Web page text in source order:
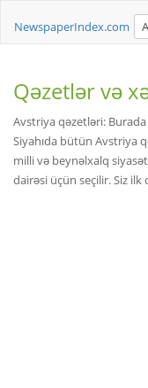
NewspaperIndex.com
Qəzetlər və
Avstriya qəzetləri:
Siyahıda bütün Avstriya
milli və beynəlxalq
dairəsi üçün seçilir. Siz ilk